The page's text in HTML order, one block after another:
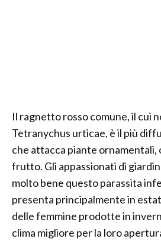
Il ragnetto rosso comune, il cui
Tetranychus urticae, è il più
che attacca piante ornamentali,
frutto. Gli appassionati di
molto bene questo parassita
presenta principalmente in
delle femmine prodotte in
clima migliore per la loro